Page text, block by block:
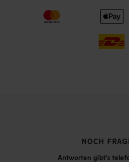
NOCH
Antworten gibt's